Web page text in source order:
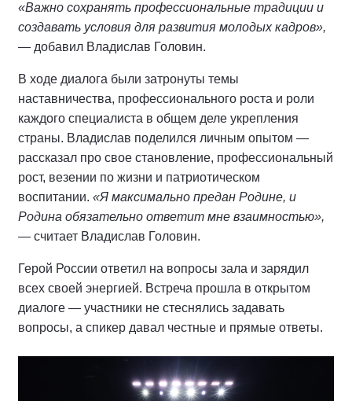
«Важно сохранять профессиональные традиции и
создавать условия для развития молодых кадров»,
— добавил Владислав Головин.
В ходе диалога были затронуты темы
наставничества, профессионального роста и роли
каждого специалиста в общем деле укрепления
страны. Владислав поделился личным опытом —
рассказал про свое становление, профессиональный
рост, везении по жизни и патриотическом
воспитании. «Я максимально предан Родине, и
Родина обязательно ответит мне взаимностью»,
— считает Владислав Головин.
Герой России ответил на вопросы зала и зарядил
всех своей энергией. Встреча прошла в открытом
диалоге — участники не стеснялись задавать
вопросы, а спикер давал честные и прямые ответы.